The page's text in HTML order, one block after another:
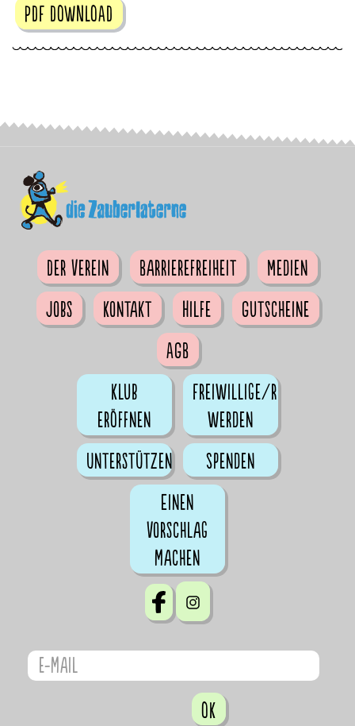
PDF DOWNLOAD
Der Verein Barrierefreiheit
Medien
Jobs
Kontakt Hilfe
Gutscheine
AGB
Klub
eröffnen
Freiwillige/r
werden
Unterstützen
Spenden
Einen
Vorschlag
machen
OK